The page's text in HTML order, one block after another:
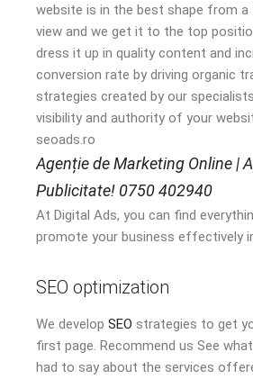
website is in the best shape from
view and we get it to the top
dress it up in quality content and
conversion rate by driving organic
strategies created by our
visibility and authority of your
seoads.ro
Agenție de Marketing Online |
Publicitate! 0750 402940
At Digital Ads, you can find
promote your business effectively
SEO optimization
We develop SEO strategies to get
first page. Recommend us See
had to say about the services